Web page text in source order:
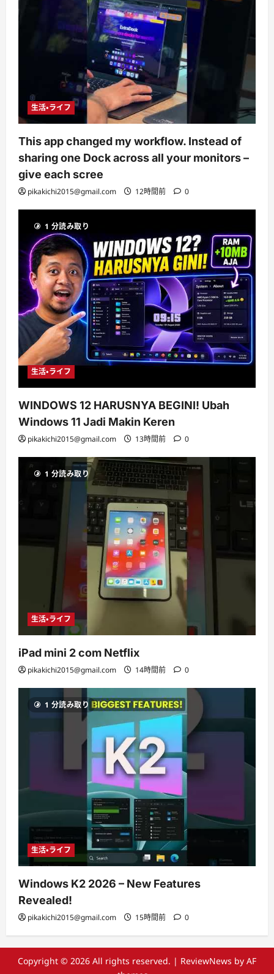
生活・ライフ
This app changed my workflow. Instead of
sharing one Dock across all your monitors –
give each scree
pikakichi2015@gmail.com 12時間前 0
1 分読み取り
生活・ライフ
WINDOWS 12 HARUSNYA BEGINI! Ubah
Windows 11 Jadi Makin Keren
pikakichi2015@gmail.com 13時間前 0
1 分読み取り
生活・ライフ
iPad mini 2 com Netflix
pikakichi2015@gmail.com 14時間前 0
1 分読み取り
生活・ライフ
Windows K2 2026 – New Features
Revealed!
pikakichi2015@gmail.com 15時間前 0
Copyright © 2026 All rights reserved. | ReviewNews by AF